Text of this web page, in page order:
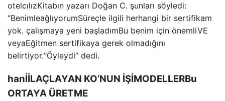
otelcılızKitabın yazarı Doğan C. şunları söyledi:
“BenimleağlıyorumSüreçle ilgili herhangi bir sertifikam
yok. çalışmaya yeni başladımBu benim için önemliVE
veyaEğitmen sertifikaya gerek olmadığını
belirtiyor.“Öyleydi” dedi.
hanİİLAÇLAYAN KO’NUN İŞİMODELLERBu
ORTAYA ÜRETME